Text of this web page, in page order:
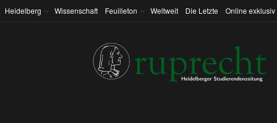
Heidelberg Wissenschaft Feuilleton Weltweit Die Letzte Online exklusiv